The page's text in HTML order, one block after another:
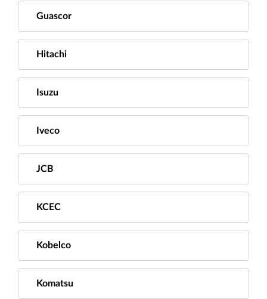
Guascor
Hitachi
Isuzu
Iveco
JCB
KCEC
Kobelco
Komatsu